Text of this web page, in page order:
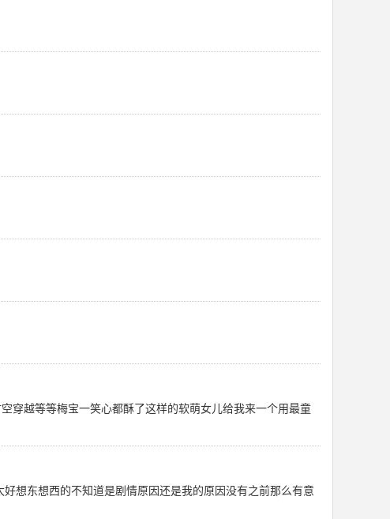
穿越等等梅宝一笑心都酥了这样的软萌女儿给我来一个用最童
想东想西的不知道是剧情原因还是我的原因没有之前那么有意